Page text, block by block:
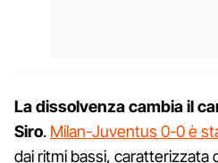
La dissolvenza cambia il
Siro. Milan-Juventus 0-0 è
dai ritmi bassi, caratterizzata